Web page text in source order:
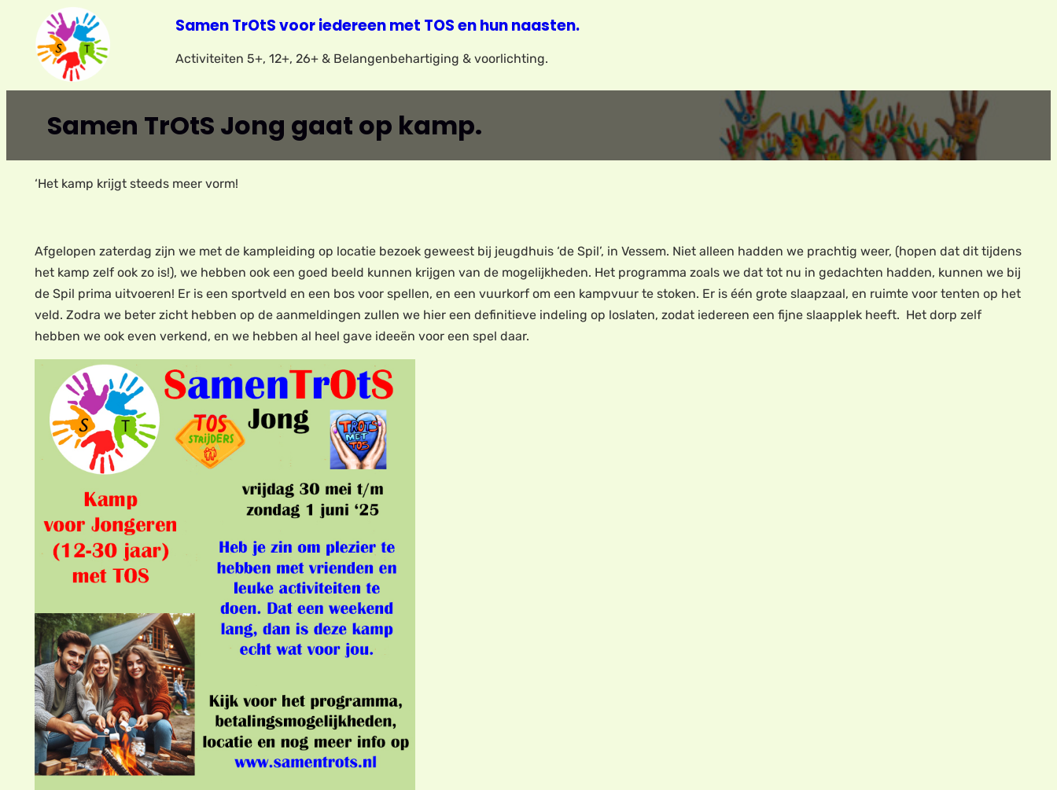
Samen TrOtS voor iedereen met TOS en hun naasten.
Activiteiten 5+, 12+, 26+ & Belangenbehartiging & voorlichting.
Samen TrOtS Jong gaat op kamp.
‘Het kamp krijgt steeds meer vorm!
Afgelopen zaterdag zijn we met de kampleiding op locatie bezoek geweest bij jeugdhuis ‘de Spil’, in Vessem. Niet alleen hadden we prachtig weer, (hopen dat dit tijdens
het kamp zelf ook zo is!), we hebben ook een goed beeld kunnen krijgen van de mogelijkheden. Het programma zoals we dat tot nu in gedachten hadden, kunnen we bij
de Spil prima uitvoeren! Er is een sportveld en een bos voor spellen, en een vuurkorf om een kampvuur te stoken. Er is één grote slaapzaal, en ruimte voor tenten op het
veld. Zodra we beter zicht hebben op de aanmeldingen zullen we hier een definitieve indeling op loslaten, zodat iedereen een fijne slaapplek heeft. Het dorp zelf
hebben we ook even verkend, en we hebben al heel gave ideeën voor een spel daar.